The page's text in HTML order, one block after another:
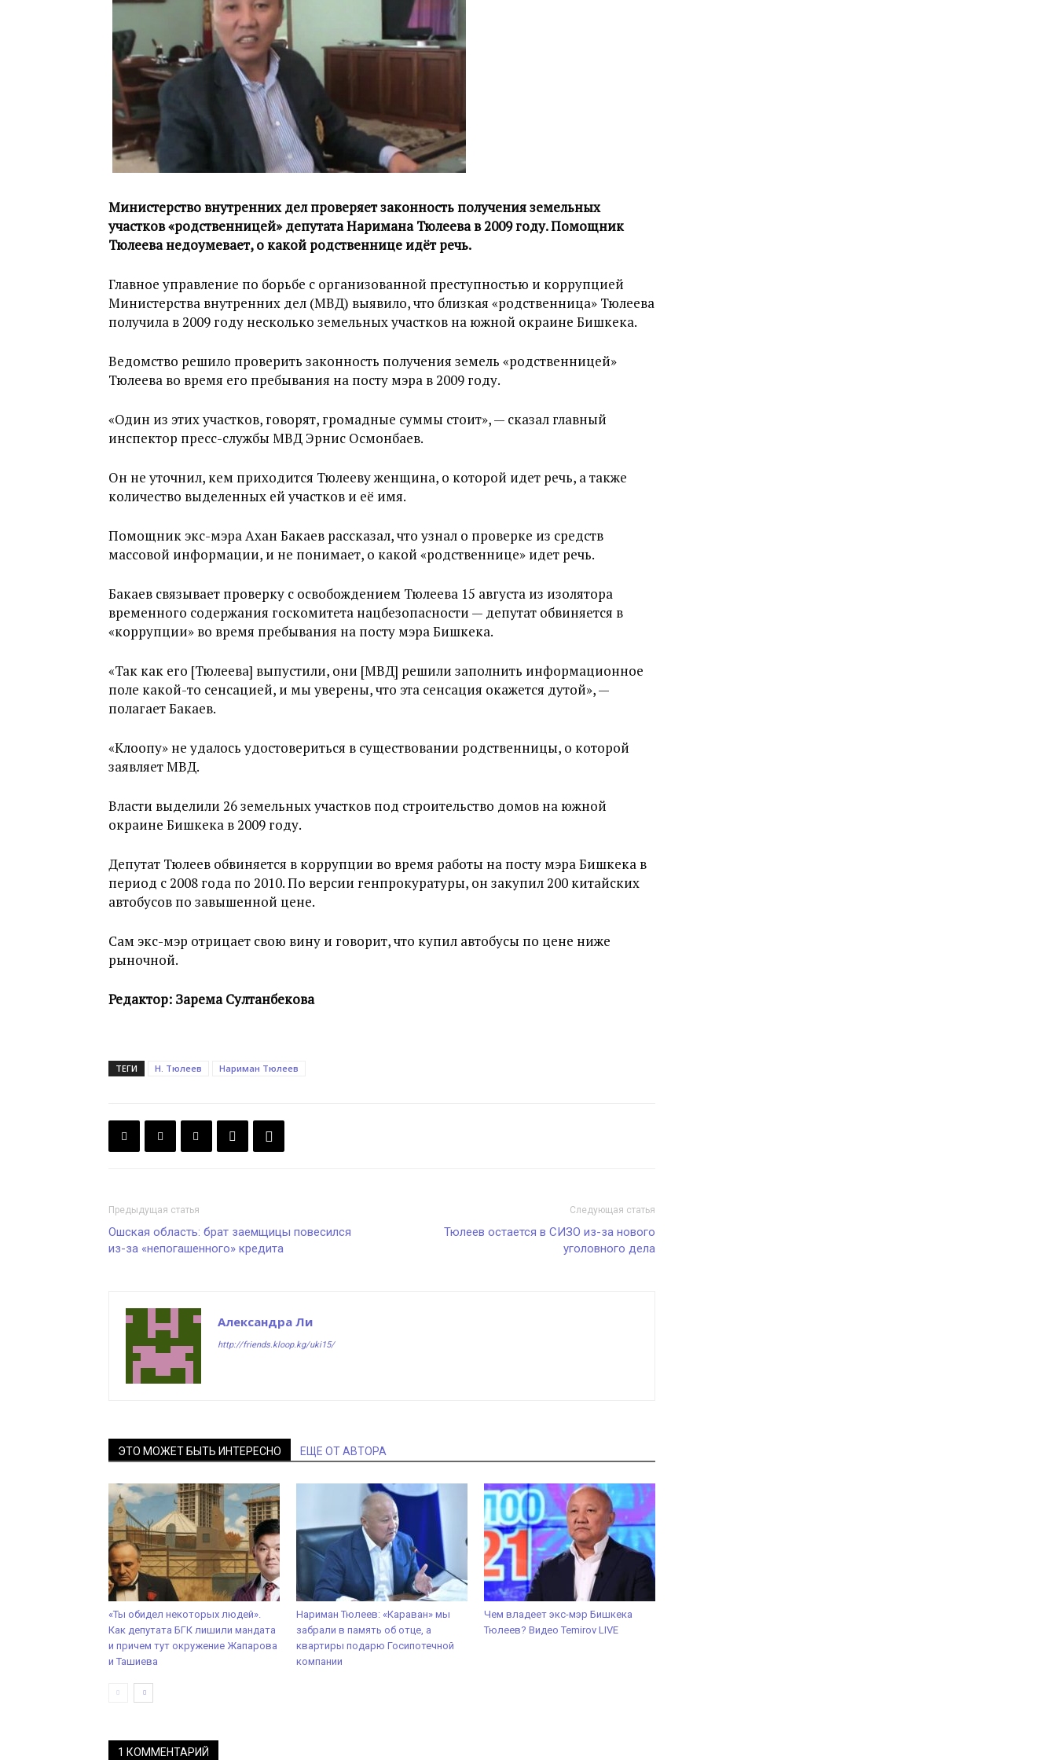
Министерство внутренних дел проверяет законность получения земельных
участков «родственницей» депутата Наримана Тюлеева в 2009 году. Помощник
Тюлеева недоумевает, о какой родственнице идёт речь.
Главное управление по борьбе с организованной преступностью и коррупцией
Министерства внутренних дел (МВД) выявило, что близкая «родственница» Тюлеева
получила в 2009 году несколько земельных участков на южной окраине Бишкека.
Ведомство решило проверить законность получения земель «родственницей»
Тюлеева во время его пребывания на посту мэра в 2009 году.
«Один из этих участков, говорят, громадные суммы стоит», — сказал главный
инспектор пресс-службы МВД Эрнис Осмонбаев.
Он не уточнил, кем приходится Тюлееву женщина, о которой идет речь, а также
количество выделенных ей участков и её имя.
Помощник экс-мэра Ахан Бакаев рассказал, что узнал о проверке из средств
массовой информации, и не понимает, о какой «родственнице» идет речь.
Бакаев связывает проверку с освобождением Тюлеева 15 августа из изолятора
временного содержания госкомитета нацбезопасности — депутат обвиняется в
«коррупции» во время пребывания на посту мэра Бишкека.
«Так как его [Тюлеева] выпустили, они [МВД] решили заполнить информационное
поле какой-то сенсацией, и мы уверены, что эта сенсация окажется дутой», —
полагает Бакаев.
«Клоопу» не удалось удостовериться в существовании родственницы, о которой
заявляет МВД.
Власти выделили 26 земельных участков под строительство домов на южной
окраине Бишкека в 2009 году.
Депутат Тюлеев обвиняется в коррупции во время работы на посту мэра Бишкека в
период с 2008 года по 2010. По версии генпрокуратуры, он закупил 200 китайских
автобусов по завышенной цене.
Сам экс-мэр отрицает свою вину и говорит, что купил автобусы по цене ниже
рыночной.
Редактор: Зарема Султанбекова
ТЕГИ Н. Тюлеев Нариман Тюлеев
Предыдущая статья
Ошская область: брат заемщицы повесился
из-за «непогашенного» кредита
Следующая статья
Тюлеев остается в СИЗО из-за нового
уголовного дела
Александра Ли
http://friends.kloop.kg/uki15/
ЭТО МОЖЕТ БЫТЬ ИНТЕРЕСНО ЕЩЕ ОТ АВТОРА
«Ты обидел некоторых людей».
Как депутата БГК лишили мандата
и причем тут окружение Жапарова
и Ташиева
Нариман Тюлеев: «Караван» мы
забрали в память об отце, а
квартиры подарю Госипотечной
компании
Чем владеет экс-мэр Бишкека
Тюлеев? Видео Temirov LIVE
1 КОММЕНТАРИЙ